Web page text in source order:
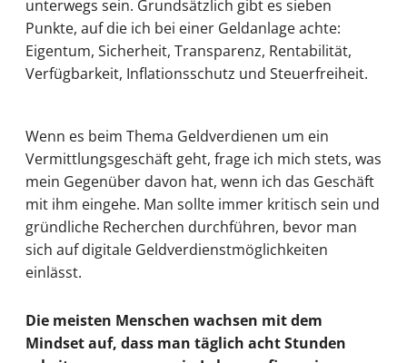
unterwegs sein. Grundsätzlich gibt es sieben
Punkte, auf die ich bei einer Geldanlage achte:
Eigentum, Sicherheit, Transparenz, Rentabilität,
Verfügbarkeit, Inflationsschutz und Steuerfreiheit.
Wenn es beim Thema Geldverdienen um ein
Vermittlungsgeschäft geht, frage ich mich stets, was
mein Gegenüber davon hat, wenn ich das Geschäft
mit ihm eingehe. Man sollte immer kritisch sein und
gründliche Recherchen durchführen, bevor man
sich auf digitale Geldverdienstmöglichkeiten
einlässt.
Die meisten Menschen wachsen mit dem
Mindset auf, dass man täglich acht Stunden